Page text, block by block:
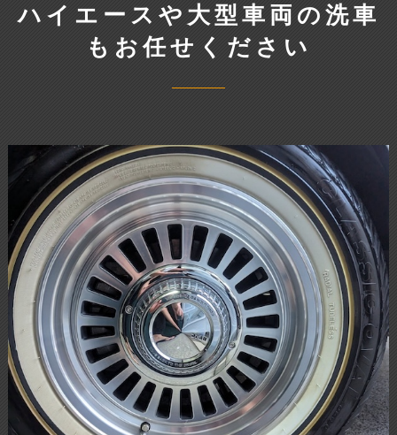
ハイエースや大型車両の洗車
もお任せください